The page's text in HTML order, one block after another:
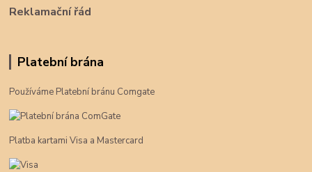
Reklamační řád
Platební brána
Používáme Platební bránu Comgate
Platba kartami Visa a Mastercard